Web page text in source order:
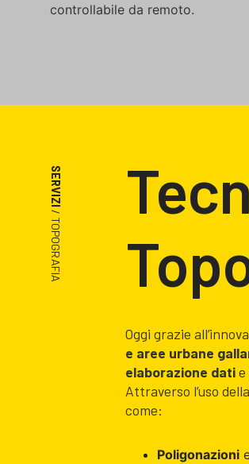
controllabile da remoto.
SERVIZI
/ TOPOGRAFIA
Oggi grazie
e aree urbane
elaborazione datie
Attraverso l’uso
come:
Poligonazioni